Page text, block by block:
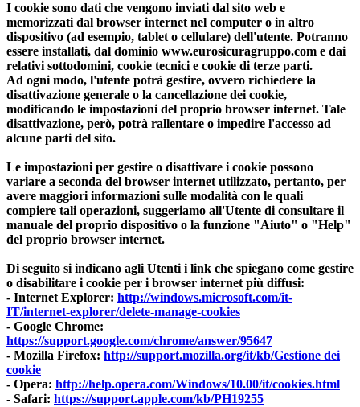
I cookie sono dati che vengono inviati dal sito web e
memorizzati dal browser internet nel computer o in altro
dispositivo (ad esempio, tablet o cellulare) dell'utente. Potranno
essere installati, dal dominio www.eurosicuragruppo.com e dai
relativi sottodomini, cookie tecnici e cookie di terze parti.
Ad ogni modo, l'utente potrà gestire, ovvero richiedere la
disattivazione generale o la cancellazione dei cookie,
modificando le impostazioni del proprio browser internet. Tale
disattivazione, però, potrà rallentare o impedire l'accesso ad
alcune parti del sito.
Le impostazioni per gestire o disattivare i cookie possono
variare a seconda del browser internet utilizzato, pertanto, per
avere maggiori informazioni sulle modalità con le quali
compiere tali operazioni, suggeriamo all'Utente di consultare il
manuale del proprio dispositivo o la funzione "Aiuto" o "Help"
del proprio browser internet.
Di seguito si indicano agli Utenti i link che spiegano come gestire
o disabilitare i cookie per i browser internet più diffusi:
- Internet Explorer: http://windows.microsoft.com/it-
IT/internet-explorer/delete-manage-cookies
- Google Chrome:
https://support.google.com/chrome/answer/95647
- Mozilla Firefox: http://support.mozilla.org/it/kb/Gestione dei
cookie
- Opera: http://help.opera.com/Windows/10.00/it/cookies.html
- Safari: https://support.apple.com/kb/PH19255